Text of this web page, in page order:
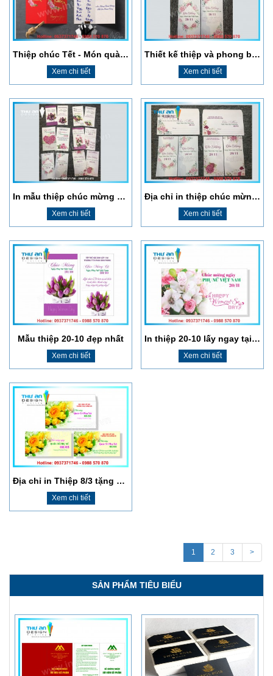
Thiệp chúc Tết - Món quà ý nghĩa đầu năm 2021
Xem chi tiết
Thiết kế thiệp và phong bì 20/11 ở Thanh Xuân
Xem chi tiết
In mẫu thiệp chúc mừng 20/11 đẹp nhất lấy ngay tại Hà Nội
Xem chi tiết
Địa chỉ in thiệp chúc mừng 20 tháng 11 nhanh chóng, giá rẻ ở Đống Đa
Xem chi tiết
Mẫu thiệp 20-10 đẹp nhất
Xem chi tiết
In thiệp 20-10 lấy ngay tại Hà Nội
Xem chi tiết
Địa chỉ in Thiệp 8/3 tặng cô giáo nhanh rẻ đẹp Huỳnh Thúc Kháng
Xem chi tiết
1 2 3 >
SẢN PHẨM TIÊU BIỂU
Xem chi tiết
Xem chi tiết
In sổ cổ đông lấy ngay, giá rẻ, chất lượng cao